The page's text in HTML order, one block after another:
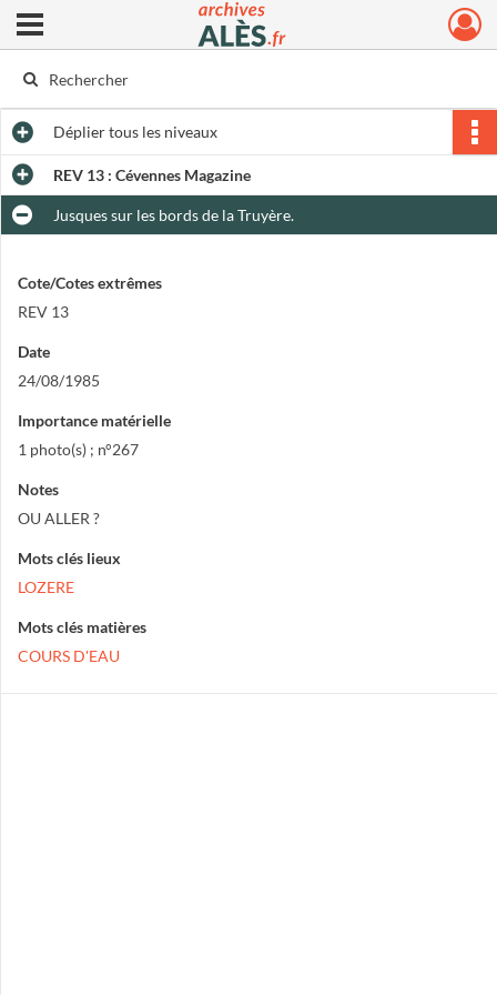
Archives municipales d'Alès
Ouvrir le menu déroulant
Dépliertous les niveaux
REV 13 : Cévennes Magazine
Jusques sur les bords de la Truyère.
Cote/Cotes extrêmes
REV 13
Date
24/08/1985
Importance matérielle
1 photo(s) ; n°267
Notes
OU ALLER ?
Mots clés lieux
LOZERE
Mots clés matières
COURS D'EAU